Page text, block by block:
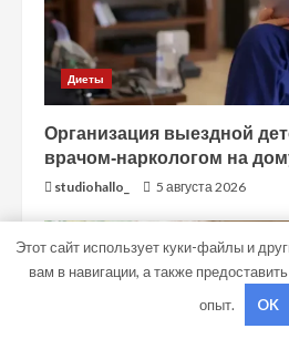
Диеты
Организация выездной
врачом-наркологом на
studiohallo_ 5 августа 2026
Этот сайт использует куки-файлы и
вам в навигации, а также
опыт.
OK